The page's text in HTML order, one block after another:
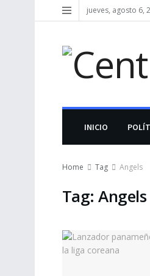
jueves, agosto 6,
INICIO
Home Tag Angels
Tag:Angels